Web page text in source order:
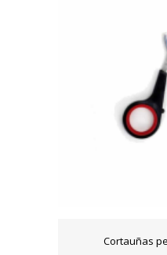
Cortauñas